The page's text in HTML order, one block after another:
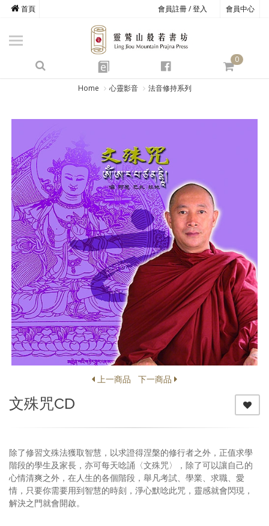
會員註冊 / 登入 會員中心
首頁
e
0
商品總覽
心道書庫
靈鷲叢書
心靈影音
文具禮品
方寸之間
Home 心靈影音 法音修持系列
上一商品 下一商品
文殊咒CD
除了修習文殊法獲取智慧，以求證得涅槃的修行者之外，正值求學
階段的學生及家長，亦可每天唸誦〈文殊咒〉，除了可以讓自己的
心情清爽之外，在人生的各個階段，舉凡考試、學業、求職、愛
情，只要你需要用到智慧的時刻，淨心默唸此咒，靈感就會閃現，
解決之門就會開啟。